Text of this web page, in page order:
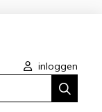
inloggen